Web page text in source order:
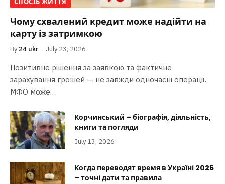
СПОСІБ ЖИТТЯ
Чому схвалений кредит може надійти на
карту із затримкою
By 24 ukr July 23, 2026
Позитивне рішення за заявкою та фактичне
зарахування грошей — не завжди одночасні операції.
МФО може…
Корчинський – біографія, діяльність,
книги та погляди
July 13, 2026
Когда переводят время в Україні 2026
– точні дати та правила